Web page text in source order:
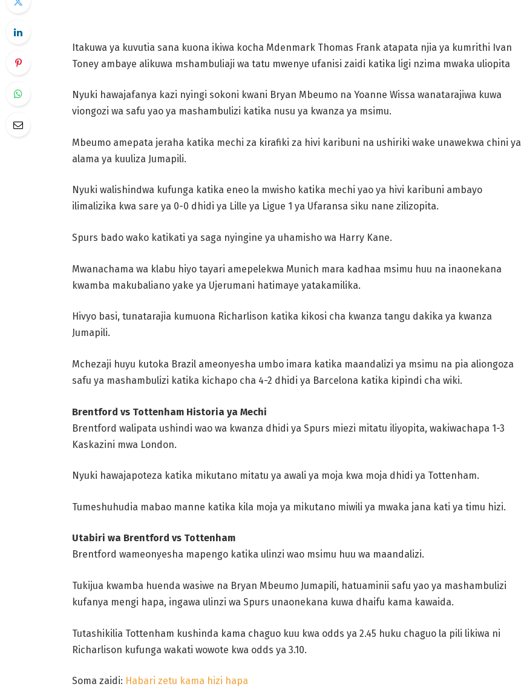
Itakuwa ya kuvutia sana kuona ikiwa kocha Mdenmark Thomas Frank atapata njia ya kumrithi Ivan
Toney ambaye alikuwa mshambuliaji wa tatu mwenye ufanisi zaidi katika ligi nzima mwaka uliopita
Nyuki hawajafanya kazi nyingi sokoni kwani Bryan Mbeumo na Yoanne Wissa wanatarajiwa kuwa
viongozi wa safu yao ya mashambulizi katika nusu ya kwanza ya msimu.
Mbeumo amepata jeraha katika mechi za kirafiki za hivi karibuni na ushiriki wake unawekwa chini ya
alama ya kuuliza Jumapili.
Nyuki walishindwa kufunga katika eneo la mwisho katika mechi yao ya hivi karibuni ambayo
ilimalizika kwa sare ya 0-0 dhidi ya Lille ya Ligue 1 ya Ufaransa siku nane zilizopita.
Spurs bado wako katikati ya saga nyingine ya uhamisho wa Harry Kane.
Mwanachama wa klabu hiyo tayari amepelekwa Munich mara kadhaa msimu huu na inaonekana
kwamba makubaliano yake ya Ujerumani hatimaye yatakamilika.
Hivyo basi, tunatarajia kumuona Richarlison katika kikosi cha kwanza tangu dakika ya kwanza
Jumapili.
Mchezaji huyu kutoka Brazil ameonyesha umbo imara katika maandalizi ya msimu na pia aliongoza
safu ya mashambulizi katika kichapo cha 4-2 dhidi ya Barcelona katika kipindi cha wiki.
Brentford vs Tottenham Historia ya Mechi
Brentford walipata ushindi wao wa kwanza dhidi ya Spurs miezi mitatu iliyopita, wakiwachapa 1-3
Kaskazini mwa London.
Nyuki hawajapoteza katika mikutano mitatu ya awali ya moja kwa moja dhidi ya Tottenham.
Tumeshuhudia mabao manne katika kila moja ya mikutano miwili ya mwaka jana kati ya timu hizi.
Utabiri wa Brentford vs Tottenham
Brentford wameonyesha mapengo katika ulinzi wao msimu huu wa maandalizi.
Tukijua kwamba huenda wasiwe na Bryan Mbeumo Jumapili, hatuaminii safu yao ya mashambulizi
kufanya mengi hapa, ingawa ulinzi wa Spurs unaonekana kuwa dhaifu kama kawaida.
Tutashikilia Tottenham kushinda kama chaguo kuu kwa odds ya 2.45 huku chaguo la pili likiwa ni
Richarlison kufunga wakati wowote kwa odds ya 3.10.
Soma zaidi: Habari zetu kama hizi hapa